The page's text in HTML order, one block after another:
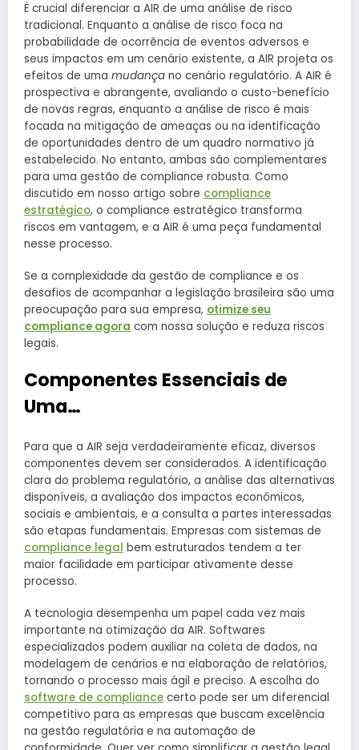
É crucial diferenciar a AIR de uma análise de risco
tradicional. Enquanto a análise de risco foca na
probabilidade de ocorrência de eventos adversos e
seus impactos em um cenário existente, a AIR projeta os
efeitos de uma mudança no cenário regulatório. A AIR é
prospectiva e abrangente, avaliando o custo-benefício
de novas regras, enquanto a análise de risco é mais
focada na mitigação de ameaças ou na identificação
de oportunidades dentro de um quadro normativo já
estabelecido. No entanto, ambas são complementares
para uma gestão de compliance robusta. Como
discutido em nosso artigo sobre compliance
estratégico, o compliance estratégico transforma
riscos em vantagem, e a AIR é uma peça fundamental
nesse processo.
Se a complexidade da gestão de compliance e os
desafios de acompanhar a legislação brasileira são uma
preocupação para sua empresa, otimize seu
compliance agora com nossa solução e reduza riscos
legais.
Componentes Essenciais de
Uma…
Para que a AIR seja verdadeiramente eficaz, diversos
componentes devem ser considerados. A identificação
clara do problema regulatório, a análise das alternativas
disponíveis, a avaliação dos impactos econômicos,
sociais e ambientais, e a consulta a partes interessadas
são etapas fundamentais. Empresas com sistemas de
compliance legal bem estruturados tendem a ter
maior facilidade em participar ativamente desse
processo.
A tecnologia desempenha um papel cada vez mais
importante na otimização da AIR. Softwares
especializados podem auxiliar na coleta de dados, na
modelagem de cenários e na elaboração de relatórios,
tornando o processo mais ágil e preciso. A escolha do
software de compliance certo pode ser um diferencial
competitivo para as empresas que buscam excelência
na gestão regulatória e na automação de